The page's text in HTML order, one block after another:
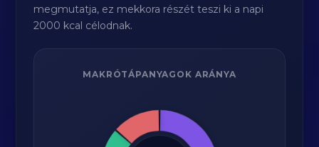
megmutatja, ez mekkora részét teszi ki a napi
2000 kcal célodnak.
MAKRÓTÁPANYAGOK ARÁNYA